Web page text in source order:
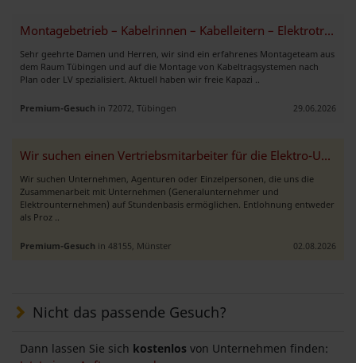
Montagebetrieb – Kabelrinnen – Kabelleitern – Elektrotrassen
Sehr geehrte Damen und Herren, wir sind ein erfahrenes Montageteam aus
dem Raum Tübingen und auf die Montage von Kabeltragsystemen nach
Plan oder LV spezialisiert. Aktuell haben wir freie Kapazi ..
Premium-Gesuch in 72072, Tübingen 29.06.2026
Wir suchen einen Vertriebsmitarbeiter für die Elektro-Untervergabe“
Wir suchen Unternehmen, Agenturen oder Einzelpersonen, die uns die
Zusammenarbeit mit Unternehmen (Generalunternehmer und
Elektrounternehmen) auf Stundenbasis ermöglichen. Entlohnung entweder
als Proz ..
Premium-Gesuch in 48155, Münster 02.08.2026
Nicht das passende Gesuch?
Dann lassen Sie sich kostenlos von Unternehmen finden: